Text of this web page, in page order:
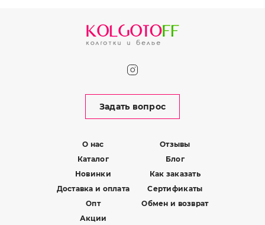
Задать вопрос
О нас
Каталог
Новинки
Доставка и оплата
Опт
Акции
Отзывы
Блог
Как заказать
Сертификаты
Обмен и возврат